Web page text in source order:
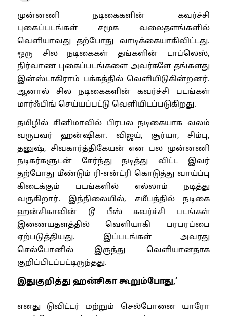
முன்னணி நடிகைகளின் கவர்ச்சி
புகைப்படங்கள் சமூக வலைதளங்களில்
வெளியாவது தற்போது வாடிக்கையாகிவிட்டது.
ஒரு சில நடிகைகள் தங்களின் டாப்லெஸ்,
நிர்வாண புகைப்படங்களை அவர்களே தங்களது
இன்ஸ்டாகிராம் பக்கத்தில் வெளியிடுகின்றனர்.
ஆனால் சில நடிகைகளின் கவர்ச்சி படங்கள்
மார்ஃபிங் செய்யப்பட்டு வெளியிடப்படுகிறது.
தமிழில் சினிமாவில் பிரபல நடிகையாக வலம்
வருபவர் ஹன்ஷிகா. விஜய், சூர்யா, சிம்பு,
தனுஷ், சிவகார்த்திகேயன் என பல முன்னணி
நடிகர்களுடன் சேர்ந்து நடித்து விட்ட இவர்
தற்போது மீண்டும் ரி-என்ட்ரி கொடுத்து வாய்ப்பு
கிடைக்கும் படங்களில் எல்லாம் நடித்து
வருகிறார். இந்நிலையில், சமீபத்தில் நடிகை
ஹன்சிகாவின் டூ பீஸ் கவர்ச்சி படங்கள்
இணையதளத்தில் வெளியாகி பரபரப்பை
ஏற்படுத்தியது. இப்படங்கள் அவரது
செல்போனில் இருந்து வெளியானதாக
குறிப்பிடப்பட்டிருந்தது.
இதுகுறித்து ஹன்சிகா கூறும்போது,’
எனது டுவிட்டர் மற்றும் செல்போனை யாரோ